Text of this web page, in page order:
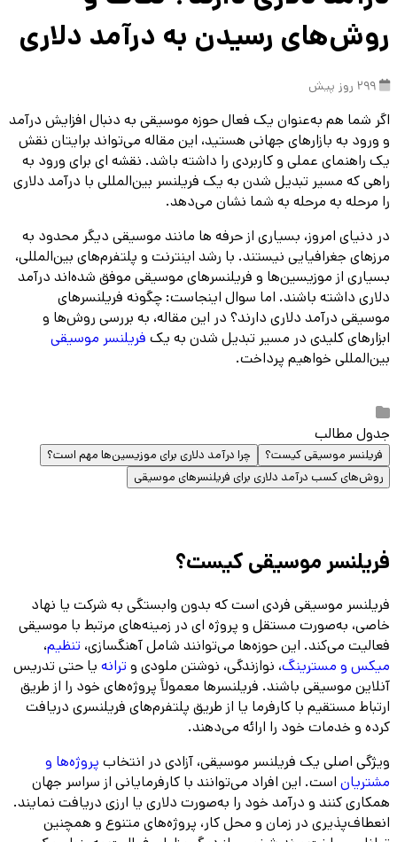
روش‌های رسیدن به درآمد دلاری
اگر شما هم به‌عنوان یک فعال حوزه موسیقی به‌ دنبال افزایش درآمد
و ورود به بازارهای جهانی هستید، این مقاله می‌تواند برایتان نقش
یک راهنمای عملی و کاربردی را داشته باشد. نقشه ای برای ورود به
راهی که مسیر تبدیل شدن به یک فریلنسر بین‌المللی با درآمد دلاری
را مرحله‌ به‌ مرحله به شما نشان می‌دهد.
در دنیای امروز، بسیاری از حرفه ها مانند موسیقی دیگر محدود به
مرزهای جغرافیایی نیستند. با رشد اینترنت و پلتفرم‌های بین‌المللی،
بسیاری از موزیسین‌ها و فریلنسرهای موسیقی موفق شده‌اند درآمد
دلاری داشته باشند. اما سوال اینجاست: چگونه فریلنسرهای
موسیقی درآمد دلاری دارند؟ در این مقاله، به بررسی روش‌ها و
ابزارهای کلیدی در مسیر تبدیل شدن به یک فریلنسر موسیقی
بین‌المللی خواهیم پرداخت.
جدول مطالب
فریلنسر موسیقی کیست؟
چرا درآمد دلاری برای موزیسین‌ها مهم است؟
روش‌های کسب درآمد دلاری برای فریلنسرهای موسیقی
فریلنسر موسیقی کیست؟
فریلنسر موسیقی فردی است که بدون وابستگی به شرکت یا نهاد
خاصی، به‌صورت مستقل و پروژه ای در زمینه‌های مرتبط با موسیقی
فعالیت می‌کند. این حوزه‌ها می‌توانند شامل آهنگسازی، تنظیم،
میکس و مسترینگ، نوازندگی، نوشتن ملودی و ترانه یا حتی تدریس
آنلاین موسیقی باشند. فریلنسرها معمولاً پروژه‌های خود را از طریق
ارتباط مستقیم با کارفرما یا از طریق پلتفرم‌های فریلنسری دریافت
کرده و خدمات خود را ارائه می‌دهند.
ویژگی اصلی یک فریلنسر موسیقی، آزادی در انتخاب پروژه‌ها و
مشتریان است. این افراد می‌توانند با کارفرمایانی از سراسر جهان
همکاری کنند و درآمد خود را به‌صورت دلاری یا ارزی دریافت نمایند.
انعطاف‌پذیری در زمان و محل کار، پروژه‌های متنوع و همچنین